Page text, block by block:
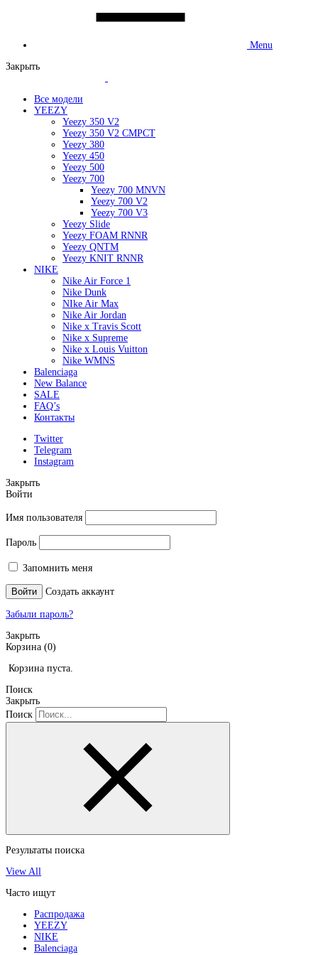
Menu
Закрыть
Все модели
YEEZY
Yeezy 350 V2
Yeezy 350 V2 CMPCT
Yeezy 380
Yeezy 450
Yeezy 500
Yeezy 700
Yeezy 700 MNVN
Yeezy 700 V2
Yeezy 700 V3
Yeezy Slide
Yeezy FOAM RNNR
Yeezy QNTM
Yeezy KNIT RNNR
NIKE
Nike Air Force 1
Nike Dunk
NIke Air Max
Nike Air Jordan
Nike x Travis Scott
Nike x Supreme
Nike x Louis Vuitton
Nike WMNS
Balenciaga
New Balance
SALE
FAQ’s
Контакты
Twitter
Telegram
Instagram
Закрыть
Войти
Имя пользователя
Пароль
Запомнить меня
Войти Создать аккаунт
Забыли пароль?
Закрыть
Корзина (0)
Корзина пуста.
Поиск
Закрыть
Поиск
Результаты поиска
View All
Часто ищут
Распродажа
YEEZY
NIKE
Balenciaga